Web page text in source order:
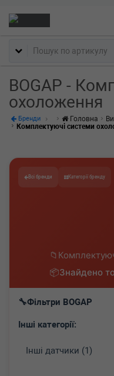
BOGAP -
охоложення
Бренди Головна
Комплектуючі системи
Всі бренди Категорії бренду
Знайдено
Фільтри BOGAP
Інші категорії:
Інші датчики (1)